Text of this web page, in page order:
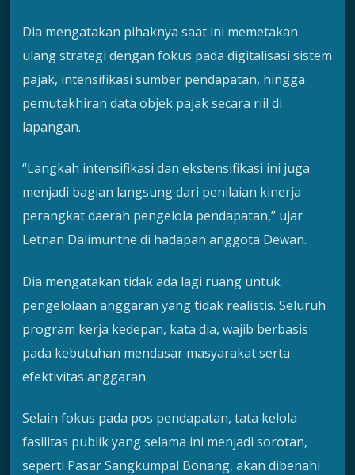
Dia mengatakan pihaknya saat ini memetakan
ulang strategi dengan fokus pada digitalisasi sistem
pajak, intensifikasi sumber pendapatan, hingga
pemutakhiran data objek pajak secara riil di
lapangan.
“Langkah intensifikasi dan ekstensifikasi ini juga
menjadi bagian langsung dari penilaian kinerja
perangkat daerah pengelola pendapatan,” ujar
Letnan Dalimunthe di hadapan anggota Dewan.
Dia mengatakan tidak ada lagi ruang untuk
pengelolaan anggaran yang tidak realistis. Seluruh
program kerja kedepan, kata dia, wajib berbasis
pada kebutuhan mendasar masyarakat serta
efektivitas anggaran.
Selain fokus pada pos pendapatan, tata kelola
fasilitas publik yang selama ini menjadi sorotan,
seperti Pasar Sangkumpal Bonang, akan dibenahi